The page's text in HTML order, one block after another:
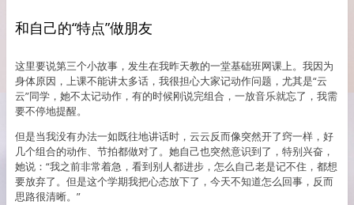
和自己的“特点”做朋友
这里要说第三个小故事，发生在我昨天教的一堂基础班网课上。我因为
身体原因，上课不能讲太多话，我很担心大家记动作问题，尤其是“云
云”同学，她不太记动作，有的时候刚说完组合，一放音乐就忘了，我需
要不停地提醒。
但是当我没有办法一如既往地讲话时，云云反而像突然开了窍一样，好
几个组合的动作、节拍都做对了。她自己也突然意识到了，特别兴奋，
她说：“我之前非常着急，看到别人都进步，怎么自己老是记不住，都想
要放弃了。但是这个学期我把心态放下了，今天不知道怎么回事，反而
思路很清晰。”